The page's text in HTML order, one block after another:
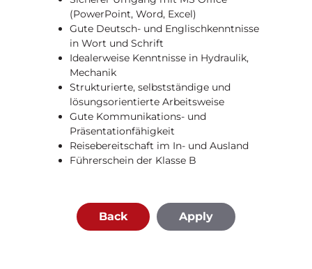
(PowerPoint, Word, Excel)
Gute Deutsch- und Englischkenntnisse
in Wort und Schrift
Idealerweise Kenntnisse in Hydraulik,
Mechanik
Strukturierte, selbstständige und
lösungsorientierte Arbeitsweise
Gute Kommunikations- und
Präsentationfähigkeit
Reisebereitschaft im In- und Ausland
Führerschein der Klasse B
Back Apply